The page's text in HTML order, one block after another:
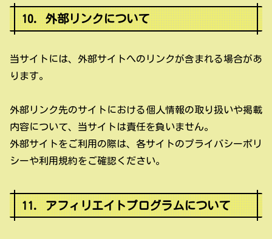
10. 外部リンクについて
当サイトには、外部サイトへのリンクが含まれる場合があ
ります。
外部リンク先のサイトにおける個人情報の取り扱いや掲載
内容について、当サイトは責任を負いません。
外部サイトをご利用の際は、各サイトのプライバシーポリ
シーや利用規約をご確認ください。
11. アフィリエイトプログラムについて